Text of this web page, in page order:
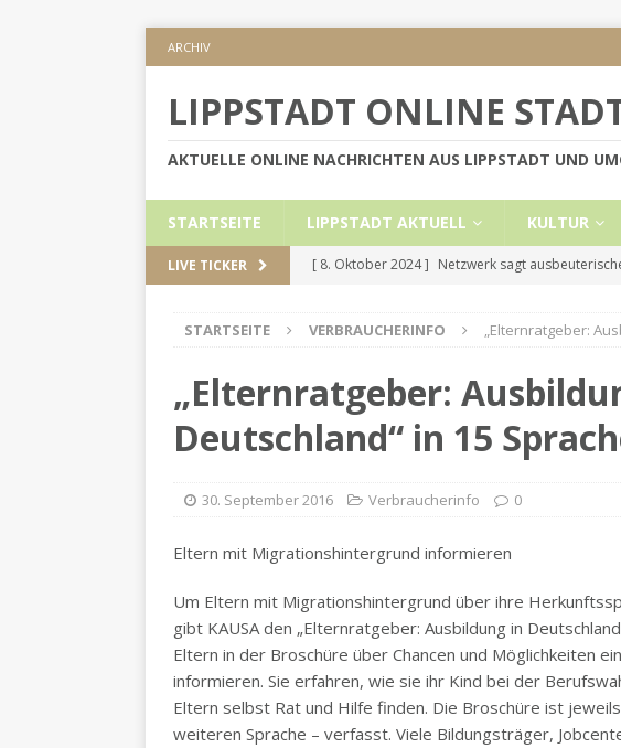
ARCHIV
LIPPSTADT ONLINE
AKTUELLE ONLINE NACHRICHTEN AUS LIPPSTADT UND
STARTSEITE LIPPSTADT AKTUELL KULTUR
LIVE TICKER [ 8. Oktober 2024 ] Netzwerk sagt
[ 5. September 2024 ]
Höhere
[ 2. September 2024 ]
Geschützt: Reden im
[ 30. Mai 2024 ]
Internetauftritt der Stadt
LIPPSTADT AKTUELL
STARTSEITE VERBRAUCHERINFO „Elternratgeber:
„Elternratgeber:
Deutschland“ in 15
30. September 2016 Verbraucherinfo 0
Eltern mit Migrationshintergrund informieren
Um Eltern mit Migrationshintergrund über ihre
gibt KAUSA den „Elternratgeber: Ausbildung in
Eltern in der Broschüre über Chancen und Möglichkeiten
informieren. Sie erfahren, wie sie ihr Kind bei der
Eltern selbst Rat und Hilfe finden. Die Broschüre ist
weiteren Sprache – verfasst. Viele Bildungsträger,